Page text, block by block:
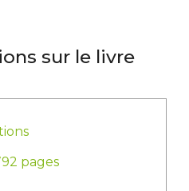
sur le livre
pages